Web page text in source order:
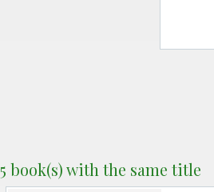
5 book(s) with the same title